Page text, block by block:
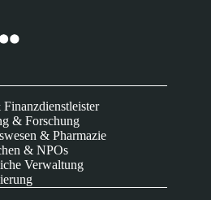
& Forschung
& Pharmazie
& NPOs
Verwaltung